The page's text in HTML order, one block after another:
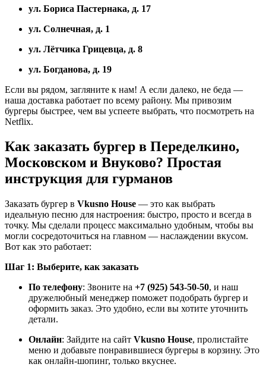
ул. Бориса Пастернака, д. 17
ул. Солнечная, д. 1
ул. Лётчика Грицевца, д. 8
ул. Богданова, д. 19
Если вы рядом, загляните к нам! А если далеко, не беда —
наша доставка работает по всему району. Мы привозим
бургеры быстрее, чем вы успеете выбрать, что посмотреть на
Netflix.
Как заказать бургер в Переделкино,
Московском и Внуково? Простая
инструкция для гурманов
Заказать бургер в Vkusno House — это как выбрать
идеальную песню для настроения: быстро, просто и всегда в
точку. Мы сделали процесс максимально удобным, чтобы вы
могли сосредоточиться на главном — наслаждении вкусом.
Вот как это работает:
Шаг 1: Выберите, как заказать
По телефону: Звоните на +7 (925) 543-50-50, и наш
дружелюбный менеджер поможет подобрать бургер и
оформить заказ. Это удобно, если вы хотите уточнить
детали.
Онлайн: Зайдите на сайт Vkusno House, пролистайте
меню и добавьте понравившиеся бургеры в корзину. Это
как онлайн-шопинг, только вкуснее.